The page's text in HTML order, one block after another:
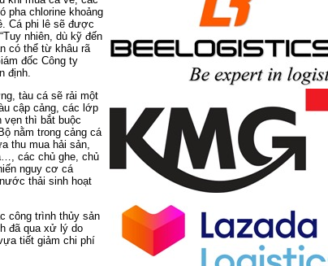
pha chlorine khoảng
Cá phi lê sẽ được
nhiên, dù kỹ đến
có thể từ khâu rã
đốc Công ty
định.
tàu cá sẽ rải một
cập cảng, các lớp
vẹn thì bắt buộc
nằm trong cảng cá
thu mua hải sản,
các chủ ghe, chủ
nguy cơ cá
thải sinh hoạt
công trình thủy sản
đã qua xử lý do
tiết giảm chi phí